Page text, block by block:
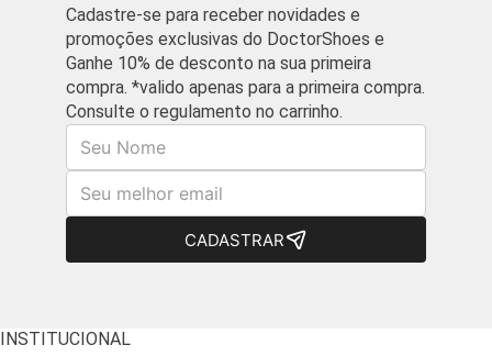
Cadastre-se para receber novidades e
promoções exclusivas do DoctorShoes e
Ganhe 10% de desconto na sua primeira
compra. *valido apenas para a primeira compra.
Consulte o regulamento no carrinho.
Nome
E-mail
CADASTRAR
INSTITUCIONAL